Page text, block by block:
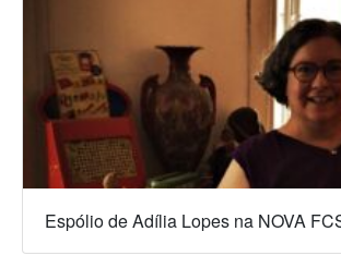
Espólio de Adília Lopes na NOVA